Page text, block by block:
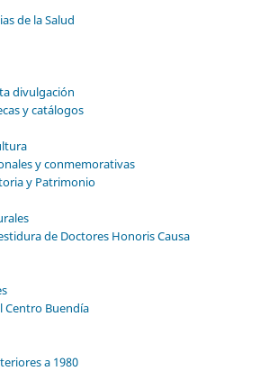
de la Salud
divulgación
y catálogos
y conmemorativas
y Patrimonio
de Doctores Honoris Causa
Centro Buendía
a 1980